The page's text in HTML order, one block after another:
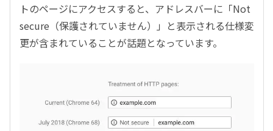
トのページにアクセスすると、アドレスバーに「Not
secure（保護されていません）」と表示される仕様変
更が含まれていることが話題となっています。